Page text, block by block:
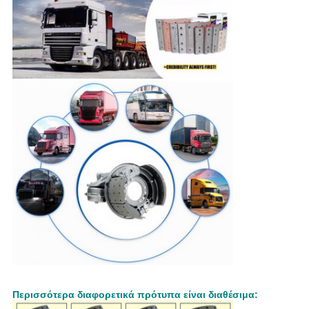
Περισσότερα διαφορετικά πρότυπα είναι διαθέσιμα: